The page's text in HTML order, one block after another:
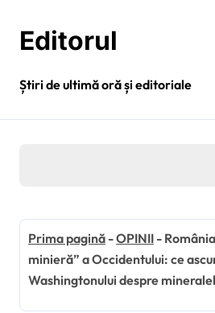
conținutEditorul
Știri de ultimă oră și editoriale
Prima pagină -OPINII -
minieră” a Occidentului: ce
Washingtonului despre